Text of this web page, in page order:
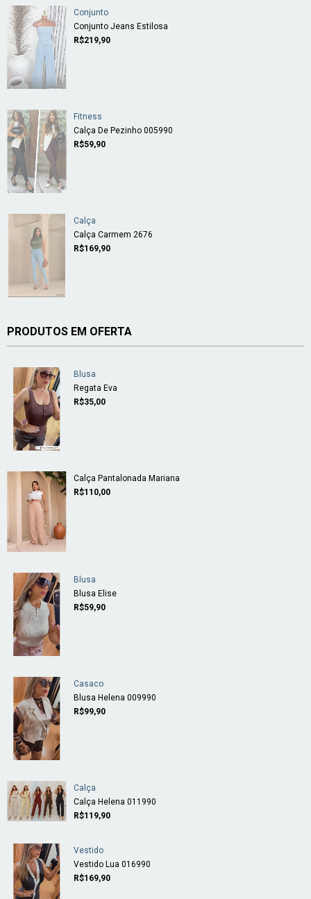
Conjunto
Conjunto Jeans Estilosa
R$219,90
Fitness
Calça De Pezinho 005990
R$59,90
Calça
Calça Carmem 2676
R$169,90
PRODUTOS EM OFERTA
Blusa
Regata Eva
R$35,00
Calça Pantalonada Mariana
R$110,00
Blusa
Blusa Elise
R$59,90
Casaco
Blusa Helena 009990
R$99,90
Calça
Calça Helena 011990
R$119,90
Vestido
Vestido Lua 016990
R$169,90